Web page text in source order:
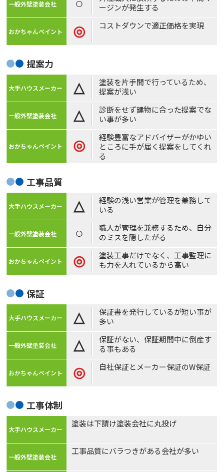
○
ージンが発生する
◎ コストダウンで適正価格を実現
提案力
△
塗装を片手間で行っているため、
提案が浅い
△
診断をせず建物に合った提案でな
い事が多い
◎
経験豊富なアドバイザーがかゆい
ところに手が届く提案をしてくれ
る
工事品質
△
経験の浅い営業が管理を兼務して
いる
○
職人が管理を兼務するため、自分
のミスを隠したがる
◎
塗装工事だけでなく、工事監理に
も力を入れているから高い
保証
△
保証書を発行しているが短い事が
多い
△
保証がない、保証期間中に倒産す
る事もある
◎ 自社保証とメーカー保証のW保証
工事体制
塗装は下請け塗装会社に丸投げ
工事品質にバラつきがある会社が多い